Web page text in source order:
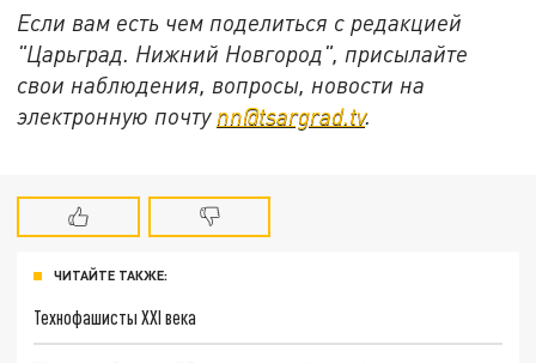
Если вам есть чем поделиться с редакцией
"Царьград. Нижний Новгород", присылайте
свои наблюдения, вопросы, новости на
электронную почту nn@tsargrad.tv.
ЧИТАЙТЕ ТАКЖЕ:
Технофашисты XXI века